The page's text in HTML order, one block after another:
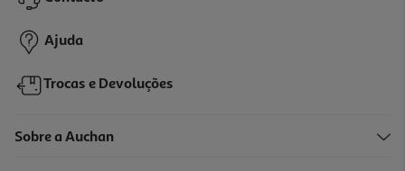
19,99 €
Ajuda
Trocas e Devoluções
Sobre a Auchan